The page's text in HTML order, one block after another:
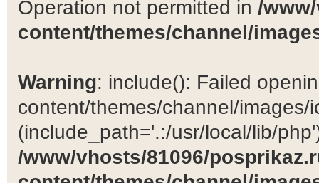
Operation not permitted in /
content/themes/channel/
Warning: include(): Failed
content/themes/channel/images/
(include_path='.:/usr/local/lib/
/www/vhosts/81096/